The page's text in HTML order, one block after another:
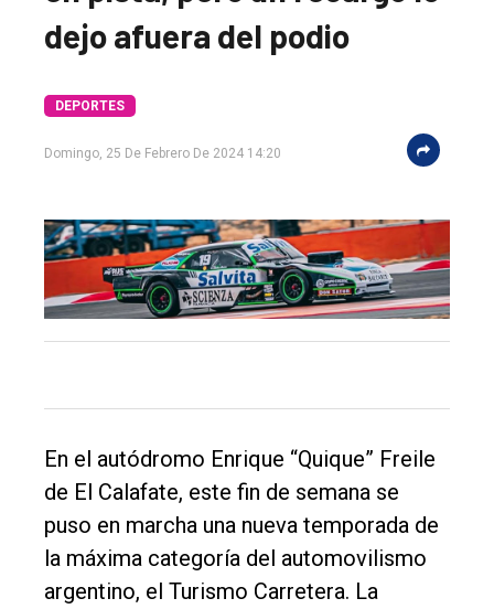
único
DIARIO
Balcarce
Int.
General
Política
Cultura
dejo afuera del podio
DEPORTES
Domingo, 25 De Febrero De 2024 14:20
En el autódromo Enrique “Quique” Freile
de El Calafate, este fin de semana se
puso en marcha una nueva temporada de
la máxima categoría del automovilismo
argentino, el Turismo Carretera. La